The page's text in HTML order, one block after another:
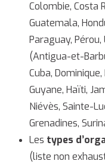
Colombie, Costa
Guatemala,
Paraguay,
(Antigua-et-
Cuba,
Guyane, Haïti,
Niévès, Sainte-
Grenadines,
Les types
(liste non